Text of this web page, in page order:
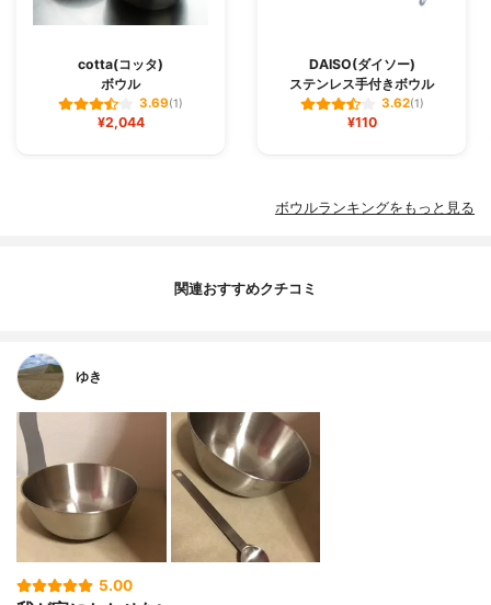
cotta(コッタ)
ボウル
3.69(1)
¥2,044
DAISO(ダイソー)
ステンレス手付きボウル
3.62(1)
¥110
ボウルランキングをもっと見る
関連おすすめクチコミ
ゆき
5.00